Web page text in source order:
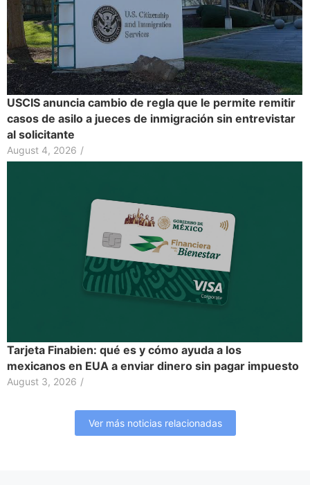
USCIS anuncia cambio de regla que le permite remitir
casos de asilo a jueces de inmigración sin entrevistar
al solicitante
August 4, 2026 /
Tarjeta Finabien: qué es y cómo ayuda a los
mexicanos en EUA a enviar dinero sin pagar impuesto
August 3, 2026 /
Ver más noticias relacionadas